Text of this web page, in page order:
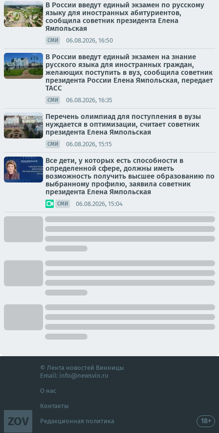
В России введут единый экзамен по русскому
языку для иностранных абитуриентов,
сообщила советник президента Елена
Ямпольская
СМИ 06.08.2026, 16:50
В России введут единый экзамен на знание
русского языка для иностранных граждан,
желающих поступить в вуз, сообщила советник
президента России Елена Ямпольская, передает
ТАСС
СМИ 06.08.2026, 16:35
Перечень олимпиад для поступления в вузы
нуждается в оптимизации, считает советник
президента Елена Ямпольская
СМИ 06.08.2026, 15:15
Все дети, у которых есть способности в
определенной сфере, должны иметь
возможность получить высшее образованию по
выбранному профилю, заявила советник
президента Елена Ямпольская
СМИ 06.08.2026, 15:04
ZOV
© Лента новостей Винницы
Email: info@newsvin.ru
О нас
Контакты
Редакционная политика 18+